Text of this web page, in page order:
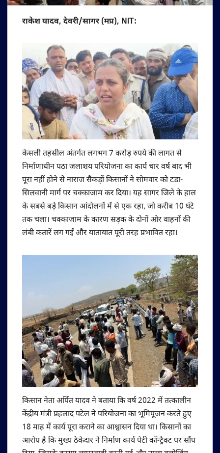
राकेश यादव, देवरी/सागर (मप्र), NIT:
केसली तहसील अंतर्गत लगभग 7 करोड़ रुपये की लागत से
निर्माणाधीन पठा जलाशय परियोजना का कार्य चार वर्ष बाद भी
पूरा नहीं होने से नाराज सैकड़ों किसानों ने सोमवार को टडा-
सिलवानी मार्ग पर चक्काजाम कर दिया। यह सागर जिले के हाल
के सबसे बड़े किसान आंदोलनों में से एक रहा, जो करीब 10 घंटे
तक चला। चक्काजाम के कारण सड़क के दोनों ओर वाहनों की
लंबी कतारें लग गईं और यातायात पूरी तरह प्रभावित रहा।
किसान नेता अर्पित यादव ने बताया कि वर्ष 2022 में तत्कालीन
केंद्रीय मंत्री प्रहलाद पटेल ने परियोजना का भूमिपूजन करते हुए
18 माह में कार्य पूरा कराने का आश्वासन दिया था। किसानों का
आरोप है कि मुख्य ठेकेदार ने निर्माण कार्य पेटी कॉन्ट्रैक्ट पर सौंप